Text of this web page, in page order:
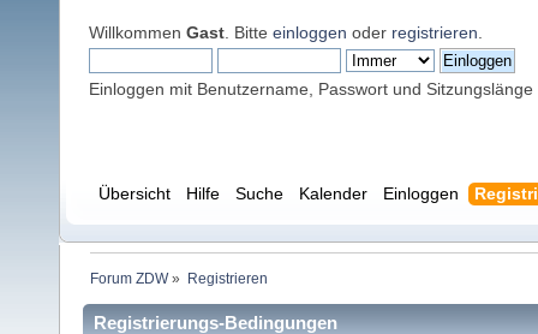
Willkommen Gast . Bitte einloggen oder registrieren
Einloggen mit Benutzername, Passwort und Sitzungslänge
Übersicht Hilfe Suche Kalender Einloggen
Forum ZDW» Registrieren
Registrierungs-Bedingungen